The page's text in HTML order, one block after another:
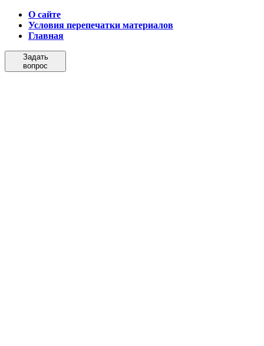
О сайте
Условия перепечатки материалов
Главная
Задать
вопрос